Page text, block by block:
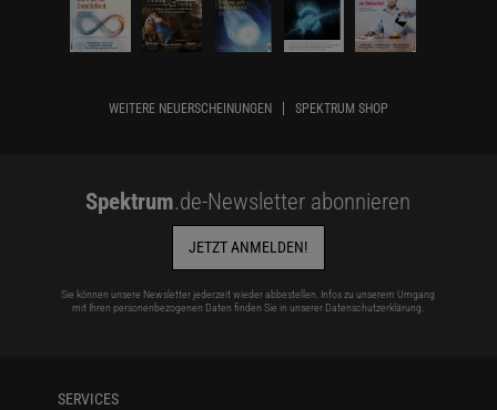
WEITERE NEUERSCHEINUNGEN SPEKTRUM SHOP
Spektrum.de-Newsletter abonnieren
JETZT ANMELDEN!
Sie können unsere Newsletter jederzeit wieder abbestellen. Infos zu unserem Umgang
mit Ihren personenbezogenen Daten finden Sie in unserer Datenschutzerklärung
SERVICES